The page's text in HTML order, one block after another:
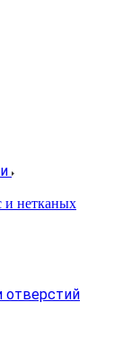
и нетканых
отверстий